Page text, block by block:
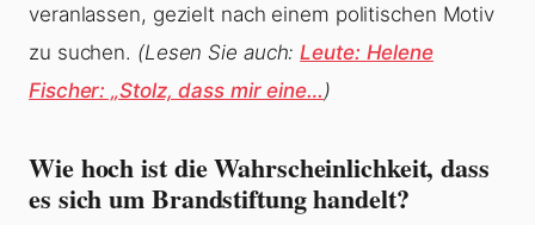
veranlassen, gezielt nach einem politischen Motiv
zu suchen. (Lesen Sie auch:Leute: Helene
Fischer: „Stolz, dass mir eine… )
Wie hoch ist die Wahrscheinlichkeit, dass
es sich um Brandstiftung handelt?